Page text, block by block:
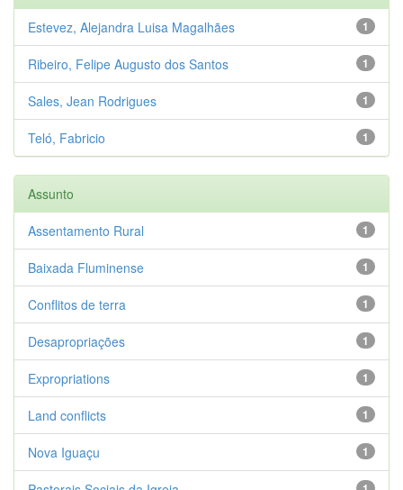
1
Estevez, Alejandra Luisa Magalhães
1
Ribeiro, Felipe Augusto dos Santos
1
Sales, Jean Rodrigues
1
Teló, Fabricio
Assunto
1
Assentamento Rural
1
Baixada Fluminense
1
Conflitos de terra
1
Desapropriações
1
Expropriations
1
Land conflicts
1
Nova Iguaçu